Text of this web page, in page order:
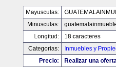
Mayusculas:
Minusculas:
Longitud:
18 caracteres
Categorias:
Inmuebles y
Precio:
Realizar una